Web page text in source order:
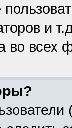
и
во всех